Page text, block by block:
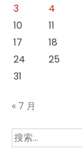
3
4
10
11
17
18
24
25
31
« 7 月
搜
索：